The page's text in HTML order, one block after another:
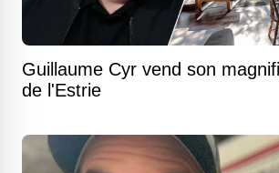
Guillaume Cyr vend son
de l'Estrie